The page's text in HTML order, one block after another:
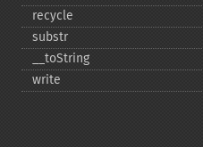
recycle
substr
_​_​toString
write